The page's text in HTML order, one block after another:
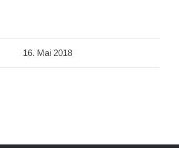
16. Mai 2018